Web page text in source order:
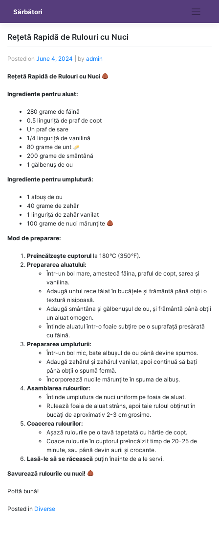
content
Sărbători
Rețetă Rapidă de Rulouri cu Nuci
Posted on June 4, 2024 by admin
Rețetă Rapidă de Rulouri cu Nuci
Ingrediente pentru aluat:
280 grame de făină
0.5 linguriță de praf de copt
Un praf de sare
1/4 linguriță de vanilină
80 grame de unt
200 grame de smântână
1 gălbenuș de ou
Ingrediente pentru umplutură:
1 albuș de ou
40 grame de zahăr
1 linguriță de zahăr vanilat
100 grame de nuci mărunțite
Mod de preparare:
Preîncălzește cuptorul la 180°C (350°F).
Prepararea aluatului:
Într-un bol mare, amestecă făina, praful de copt, sarea și
vanilina.
Adaugă untul rece tăiat în bucățele și frământă până obții o
textură nisipoasă.
Adaugă smântâna și gălbenușul de ou, și frământă până obții
un aluat omogen.
Întinde aluatul într-o foaie subțire pe o suprafață presărată
cu făină.
Prepararea umpluturii:
Într-un bol mic, bate albușul de ou până devine spumos.
Adaugă zahărul și zahărul vanilat, apoi continuă să bați
până obții o spumă fermă.
Încorporează nucile mărunțite în spuma de albuș.
Asamblarea rulourilor:
Întinde umplutura de nuci uniform pe foaia de aluat.
Rulează foaia de aluat strâns, apoi taie ruloul obținut în
bucăți de aproximativ 2-3 cm grosime.
Coacerea rulourilor:
Așază rulourile pe o tavă tapetată cu hârtie de copt.
Coace rulourile în cuptorul preîncălzit timp de 20-25 de
minute, sau până devin aurii și crocante.
Lasă-le să se răcească puțin înainte de a le servi.
Savurează rulourile cu nuci!
Poftă bună!
Posted in Diverse